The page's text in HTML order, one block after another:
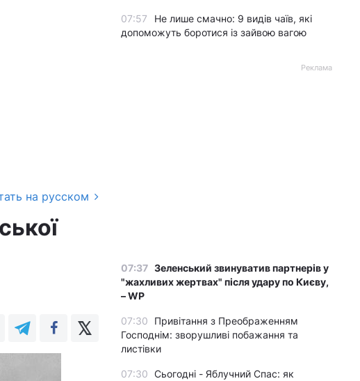
на русском
07:57
Не лише смачно: 9 видів чаїв, які
допоможуть боротися із зайвою вагою
Реклама
07:37 Зеленський звинуватив партнерів у
"жахливих жертвах" після удару по Києву,
– WP
07:30
Привітання з Преображенням
Господнім: зворушливі побажання та
листівки
07:30 Сьогодні - Яблучний Спас: як